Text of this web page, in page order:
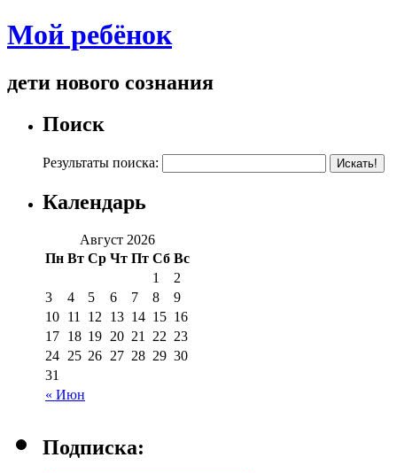
Мой ребёнок
дети нового сознания
Поиск
Результаты поиска:
Календарь
Август 2026
Пн Вт Ср Чт Пт Сб Вс
« Июн
1
2
3
4 5 6 7 8
9
10 11 12 13 14 15 16
17 18 19 20 21 22 23
24 25 26 27 28 29 30
31
Подписка: